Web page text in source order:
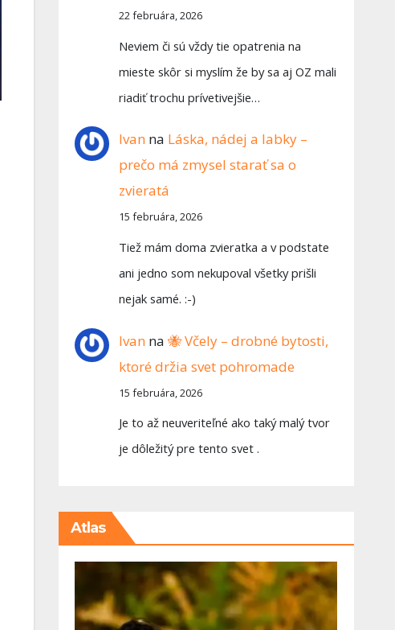
22 februára, 2026
Neviem či sú vždy tie opatrenia na
mieste skôr si myslím že by sa aj OZ mali
riadiť trochu prívetivejšie…
Ivan na Láska, nádej a labky –
prečo má zmysel starať sa o
zvieratá
15 februára, 2026
Tiež mám doma zvieratka a v podstate
ani jedno som nekupoval všetky prišli
nejak samé. :-)
Ivan na🐝 Včely – drobné bytosti,
ktoré držia svet pohromade
15 februára, 2026
Je to až neuveriteľné ako taký malý tvor
je dôležitý pre tento svet .
Atlas